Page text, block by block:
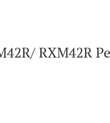
RXM42R